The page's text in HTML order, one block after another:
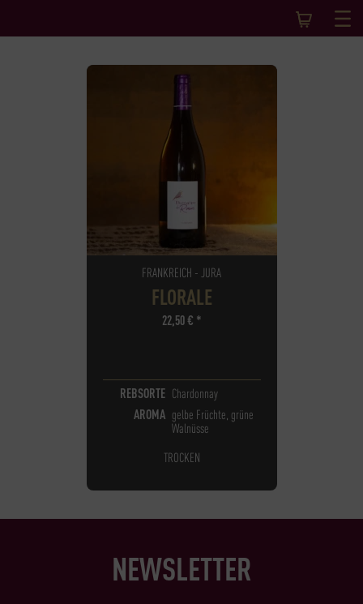
FRANKREICH - JURA
FLORALE
22,50€ *
REBSORTE Chardonnay
AROMA gelbe Früchte, grüne
Walnüsse
TROCKEN
NEWSLETTER